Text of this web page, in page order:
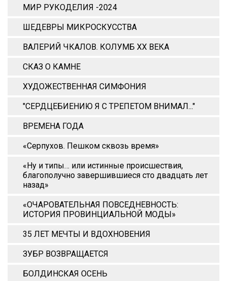
МИР РУКОДЕЛИЯ -2024
ШЕДЕВРЫ МИКРОСКУССТВА
ВАЛЕРИЙ ЧКАЛОВ. КОЛУМБ ХХ ВЕКА
СКАЗ О КАМНЕ
ХУДОЖЕСТВЕННАЯ СИМФОНИЯ
"СЕРДЦЕБИЕНИЮ Я С ТРЕПЕТОМ ВНИМАЛ..."
ВРЕМЕНА ГОДА
«Серпухов. Пешком сквозь время»
«Ну и типы… или истинные происшествия,
благополучно завершившиеся сто двадцать лет
назад»
«ОЧАРОВАТЕЛЬНАЯ ПОВСЕДНЕВНОСТЬ:
ИСТОРИЯ ПРОВИНЦИАЛЬНОЙ МОДЫ»
35 ЛЕТ МЕЧТЫ И ВДОХНОВЕНИЯ
ЗУБР ВОЗВРАЩАЕТСЯ
БОЛДИНСКАЯ ОСЕНЬ